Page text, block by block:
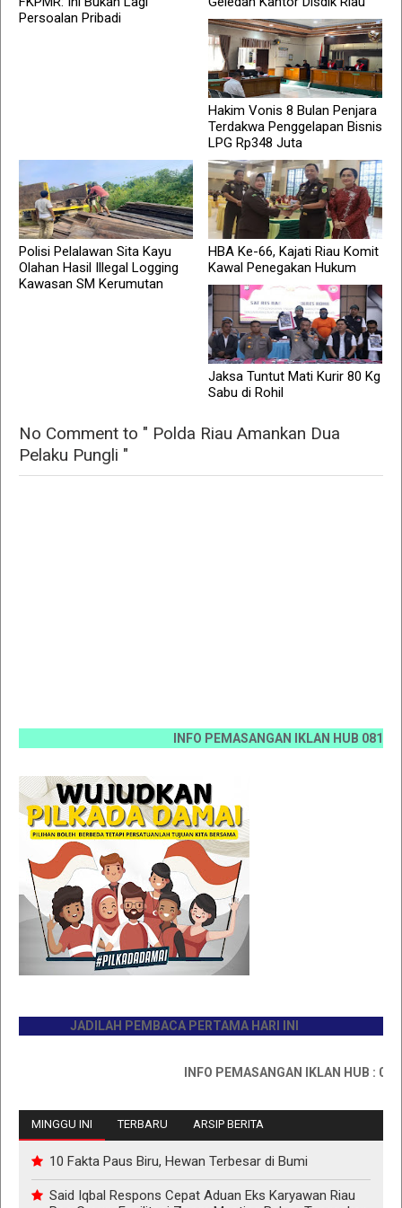
Persoalan Pribadi
Hakim Vonis 8 Bulan Penjara
Terdakwa Penggelapan Bisnis
LPG Rp348 Juta
Polisi Pelalawan Sita Kayu
Olahan Hasil Illegal Logging
Kawasan SM Kerumutan
HBA Ke-66, Kajati Riau Komit
Kawal Penegakan Hukum
Jaksa Tuntut Mati Kurir 80 Kg
Sabu di Rohil
No Comment to " Polda Riau Amankan Dua
Pelaku Pungli "
INFO PEMASANGAN IKLAN HUB 0812
JADILAH PEMBACA PERTAMA HARI INI
INFO PEMASANGAN IKLAN HUB :
MINGGU INI TERBARU ARSIP BERITA
10 Fakta Paus Biru, Hewan Terbesar di Bumi
Said Iqbal Respons Cepat Aduan Eks Karyawan Riau